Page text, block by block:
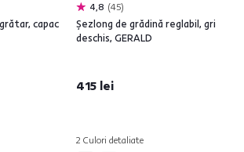
capac
4,8 45
Şezlong de grădină reglabil, gri
deschis, GERALD
415 lei
2 Culori detaliate